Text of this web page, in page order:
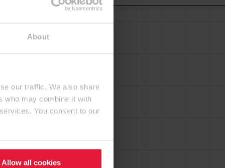
About
our traffic. We also share
who may combine it with
You consent to our
Allow all cookies